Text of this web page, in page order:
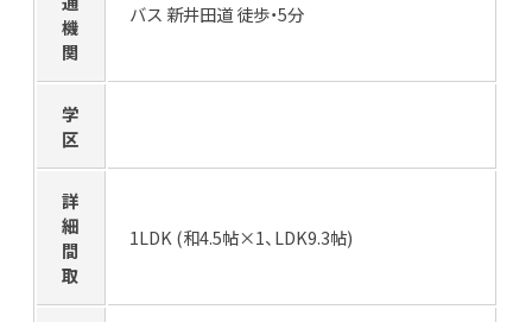
機
関
バス 新井田道 徒歩・5分
学
区
詳
細
間
取
1LDK (和4.5帖×1、LDK9.3帖)